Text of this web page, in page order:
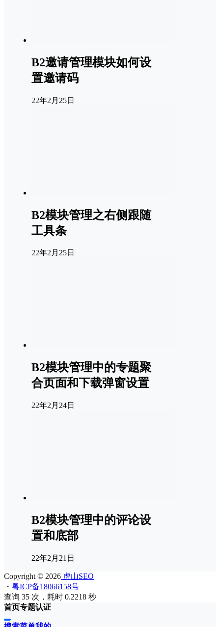
B2邀请管理模块如何设
置邀请码
22年2月25日
B2模块管理之右侧跟随
工具条
22年2月25日
B2模块管理中的专题聚
合页面和下载弹窗设置
22年2月24日
B2模块管理中的评论设
置和底部
22年2月21日
Copyright © 2026 虎山SEO
・ 粤ICP备18066158号
查询 35 次，耗时 0.2218 秒
首页专题认证